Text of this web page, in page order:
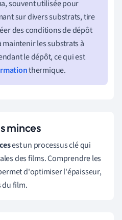
souvent utilisée pour
sur divers substrats, tire
des conditions de dépôt
maintenir les substrats à
le dépôt, ce qui est
thermique.
minces
est un processus clé qui
des films. Comprendre les
d'optimiser l'épaisseur,
du film.